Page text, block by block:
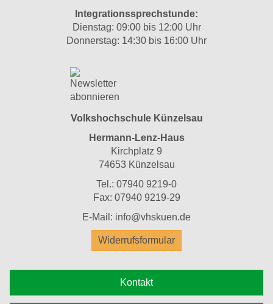
Integrationssprechstunde:
Dienstag: 09:00 bis 12:00 Uhr
Donnerstag: 14:30 bis 16:00 Uhr
Volkshochschule Künzelsau
Hermann-Lenz-Haus
Kirchplatz 9
74653 Künzelsau
Tel.: 07940 9219-0
Fax: 07940 9219-29
E-Mail: info@vhskuen.de
Widerrufsformular
Kontakt